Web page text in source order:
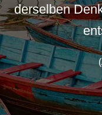
derselben